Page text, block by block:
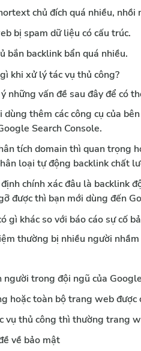
chủ đích quá nhiều, nhồi
bị spam dữ liệu có cấu trúc.
bắn backlink bẩn quá nhiều.
khi xử lý tác vụ thủ công?
những vấn đề sau đây để có
dùng thêm các công cụ của
Search Console.
tích domain thì quan trọng
loại tự động backlink chất
chính xác đâu là backlink
được thì bạn mới dùng đến
gì khác so với báo cáo sự cố
thường bị nhiều người
người trong đội ngũ của
hoặc toàn bộ trang web được
vụ thủ công thì thường trang
về bảo mật